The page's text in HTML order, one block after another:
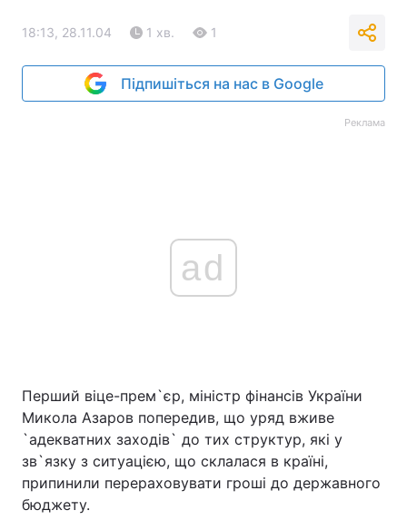
18:13, 28.11.04 1 хв. 1
Підпишіться на нас в Google
Реклама
ad
Перший віце-прем`єр, міністр фінансів України
Микола Азаров попередив, що уряд вживе
`адекватних заходів` до тих структур, які у
зв`язку з ситуацією, що склалася в країні,
припинили перераховувати гроші до державного
бюджету.